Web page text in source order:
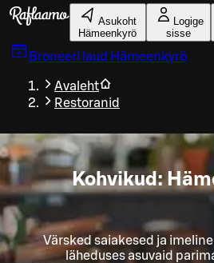
Liigu peamise sisu juurde
Asukoht
Hämeenkyrö
Logige
sisse
Broneeri laud Hämeenkyrö
Avaleht
Restoranid
Kohvikud:
Värsked saiakesed ja
läheduses asuvaid